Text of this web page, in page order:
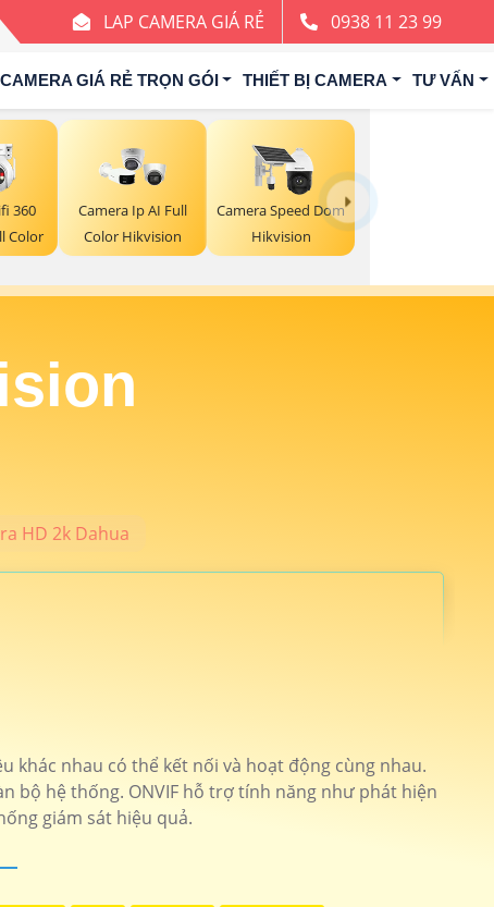
LAP CAMERA GIÁ RẺ 0938 11 23 99
CAMERA GIÁ RẺ TRỌN GÓI THIẾT BỊ CAMERA TƯ VẤN
360
Color
Camera Ip AI Full
Color Hikvision
Camera Speed Dom
Hikvision
HD 2k Dahua
24 tháng. Camera An Thành Phát cung cấp những dòng
🛒
khác nhau có thể kết nối và hoạt động cùng nhau.
bộ hệ thống. ONVIF hỗ trợ tính năng như phát hiện
giám sát hiệu quả.